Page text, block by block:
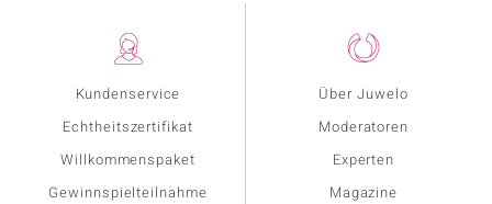
Kundenservice
Echtheitszertifikat
Willkommenspaket
Gewinnspielteilnahme
Über Juwelo
Moderatoren
Experten
Magazine